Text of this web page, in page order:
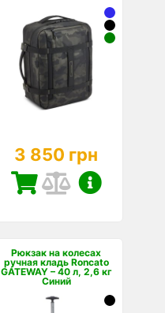
3 850 грн
Рюкзак на колесах
ручная кладь Roncato
GATEWAY – 40 л, 2,6 кг
Синий